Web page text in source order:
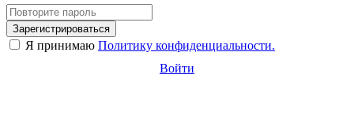
Зарегистрироваться
Я принимаю Политику конфиденциальности.
Войти